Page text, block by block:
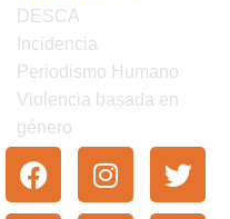
DESCA
Incidencia
Periodismo Humano
Violencia basada en
género